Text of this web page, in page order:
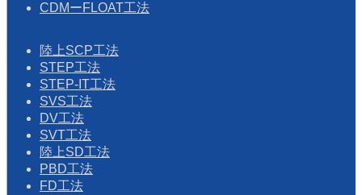
CDMーFLOAT工法
陸上SCP工法
STEP工法
STEP-IT工法
SVS工法
DV工法
SVT工法
陸上SD工法
PBD工法
FD工法